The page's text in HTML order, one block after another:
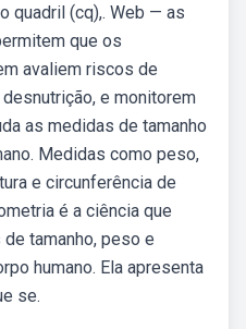
quadril (cq),. Web — as
que os
avaliem riscos de
e monitorem
as medidas de tamanho
Medidas como peso,
e circunferência de
é a ciência que
tamanho, peso e
humano. Ela apresenta
se.